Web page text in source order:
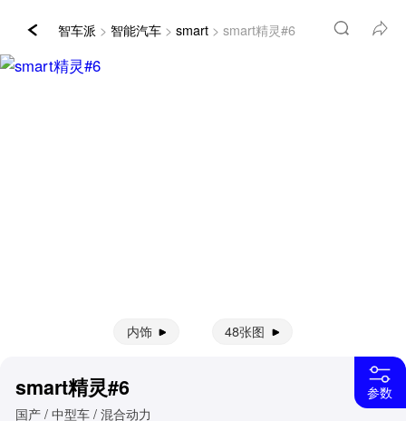
智车派 >智能汽车 >smart > smart精灵#6
内饰 48张图
参数
smart精灵#6
国产 / 中型车 / 混合动力